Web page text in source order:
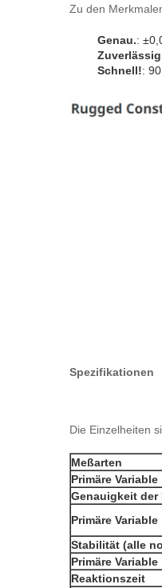
Zu den
Genau.:
Zuverlässig
Schnell!:
Spezifikationen
Die Einzelheiten
Meßarten
Primäre Variable
Genauigkeit der
Primäre Variable
Stabilität (alle
Primäre Variable
Reaktionszeit